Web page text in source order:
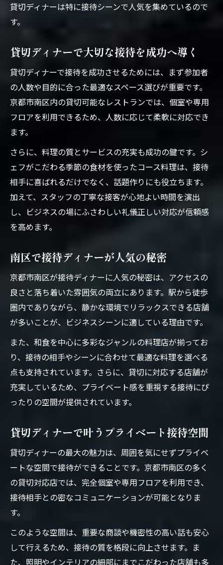
貸切ディナーは特に接待シーンで人気を集めているので
す。
貸切ディナーで大切な接待を成功へ導く
貸切ディナーで接待を成功させるためには、まず参加者
の人数や目的に合った最適なスペース選びが重要です。
京都市南区内の貸切可能なレストランでは、個室や専用
フロアを利用できるため、人数に応じて柔軟に対応でき
ます。
さらに、料理の質とサービスの充実も成功の鍵です。シ
ェフがこだわる季節の食材を使ったコース料理は、接待
相手に喜ばれるだけでなく、話題作りにも役立ちます。
加えて、スタッフの丁寧な接客が心地よい時間を演出
し、ビジネスの場にふさわしい礼儀正しい対応が信頼感
を高めます。
南区で接待ディナーが人気の秘密
京都市南区が接待ディナーに人気の秘密は、アクセスの
良さと落ち着いた雰囲気の両立にあります。駅から徒歩
圏内でありながら、静かな環境でリラックスできる店舗
が多いことが、ビジネスシーンに適している理由です。
また、和食を中心に多彩なジャンルの料理店が揃ってお
り、接待の相手やシーンに合わせて最適な料理を選べる
点も支持されています。さらに、貸切に対応する店舗が
充実しているため、プライベート感を重視する接待にぴ
ったりの空間が提供されています。
貸切ディナーで叶うプライベート接待空間
貸切ディナーの最大の魅力は、周囲を気にせずプライベ
ートな空間で接待ができることです。京都市南区の多く
の貸切対応店では、完全個室や専用フロアを利用でき、
接待相手との密なコミュニケーションが可能となりま
す。
このような空間は、重要な商談や機密性の高い話も安心
して行えるため、接待の質を格段に向上させます。ま
た、照明やインテリアの細部にまでこだわった店舗も多